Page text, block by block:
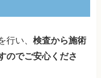
行い、検査から施術
のでご安心くださ